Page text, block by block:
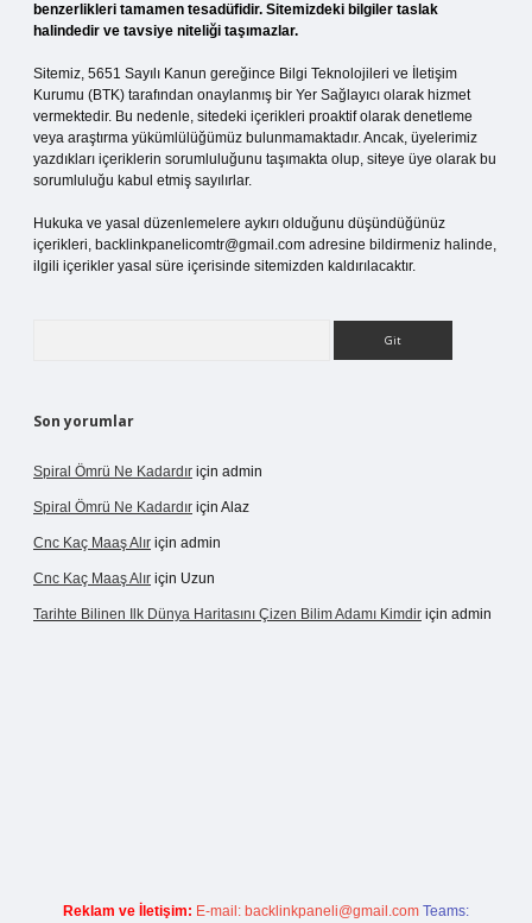
benzerlikleri tamamen tesadüfidir. Sitemizdeki bilgiler taslak
halindedir ve tavsiye niteliği taşımazlar.
Sitemiz, 5651 Sayılı Kanun gereğince Bilgi Teknolojileri ve İletişim
Kurumu (BTK) tarafından onaylanmış bir Yer Sağlayıcı olarak hizmet
vermektedir. Bu nedenle, sitedeki içerikleri proaktif olarak denetleme
veya araştırma yükümlülüğümüz bulunmamaktadır. Ancak, üyelerimiz
yazdıkları içeriklerin sorumluluğunu taşımakta olup, siteye üye olarak bu
sorumluluğu kabul etmiş sayılırlar.
Hukuka ve yasal düzenlemelere aykırı olduğunu düşündüğünüz
içerikleri, backlinkpanelicomtr@gmail.com adresine bildirmeniz halinde,
ilgili içerikler yasal süre içerisinde sitemizden kaldırılacaktır.
Son yorumlar
Spiral Ömrü Ne Kadardır için admin
Spiral Ömrü Ne Kadardır için Alaz
Cnc Kaç Maaş Alır için admin
Cnc Kaç Maaş Alır için Uzun
Tarihte Bilinen Ilk Dünya Haritasını Çizen Bilim Adamı Kimdir için admin
Reklam ve İletişim: E-mail: backlinkpaneli@gmail.com Teams: